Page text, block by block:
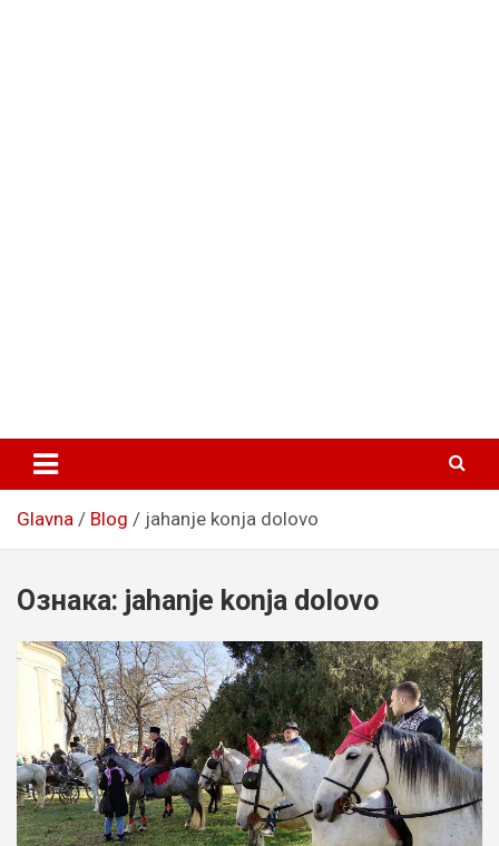
Glavna Blog jahanje konja dolovo
Ознака: jahanje konja dolovo